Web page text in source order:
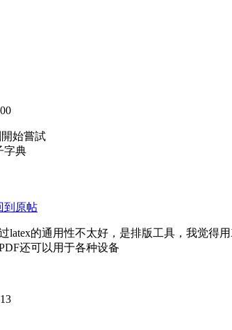
開始嘗試
字典
到原帖
latex的通用性不太好，是排版工具，我觉得
还可以用于各种设备